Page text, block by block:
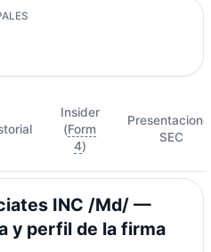
Insider
(Form
4)
SEC
INC /Md/ —
y perfil de la firma